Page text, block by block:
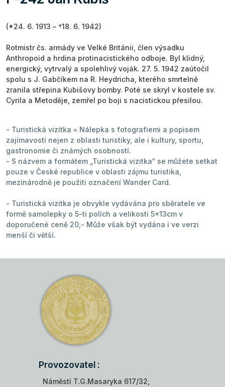
(*24. 6. 1913 – †18. 6. 1942)
Rotmistr čs. armády ve Velké Británii, člen výsadku
Anthropoid a hrdina protinacistického odboje. Byl klidný,
energický, vytrvalý a spolehlivý voják. 27. 5. 1942 zaútočil
spolu s J. Gabčíkem na R. Heydricha, kterého smrtelně
zranila střepina Kubišovy bomby. Poté se skryl v kostele sv.
Cyrila a Metoděje, zemřel po boji s nacistickou přesilou.
- Turistická vizitka = Nálepka s fotografiemi a popisem
zajímavostí nejen z oblasti turistiky, ale i kultury, sportu,
gastronomie či známých osobností.
- S názvem a formátem „Turistická vizitka“ se můžete setkat
pouze v České republice v oblasti zájmu turistika,
mezinárodně je použiti označení Wander Card.
- Turistická vizitka je obvykle vydávána pro sběratele ve
formě samolepky o 5-ti polích a velikosti 5x13cm v
doporučené ceně 20,- Může však být vydána i ve verzi
menší či větší.
Provozovatel :
Náměstí T.G.Masaryka 617/32,